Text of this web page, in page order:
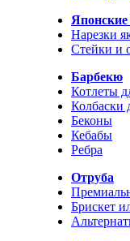
Нарезки
Стейки и
Барбекю
Котлеты
Колбаски
Беконы
Кебабы
Ребра
Отруба
Брискет